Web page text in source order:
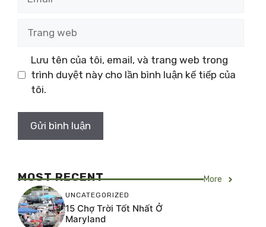
web
Lưu tên của tôi, email, và trang web trong
trình duyệt này cho lần bình luận kế tiếp của
tôi.
MOST RECENT More
UNCATEGORIZED
15 Chợ Trời Tốt Nhất Ở
Maryland